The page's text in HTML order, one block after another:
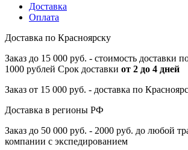
Доставка
Оплата
Доставка по Красноярску
Заказ до 15 000 руб. - стоимость доставки
1000 рублей Срок доставки от 2 до 4 дней
Заказ от 15 000 руб. - доставка по
Доставка в регионы РФ
Заказ до 50 000 руб. - 2000 руб. до любой
компании с экспедированием